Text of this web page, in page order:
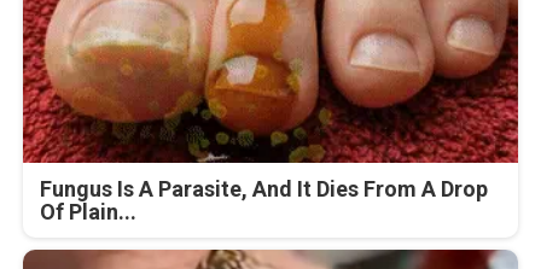
Fungus Is A Parasite, And It Dies From A Drop
Of Plain...